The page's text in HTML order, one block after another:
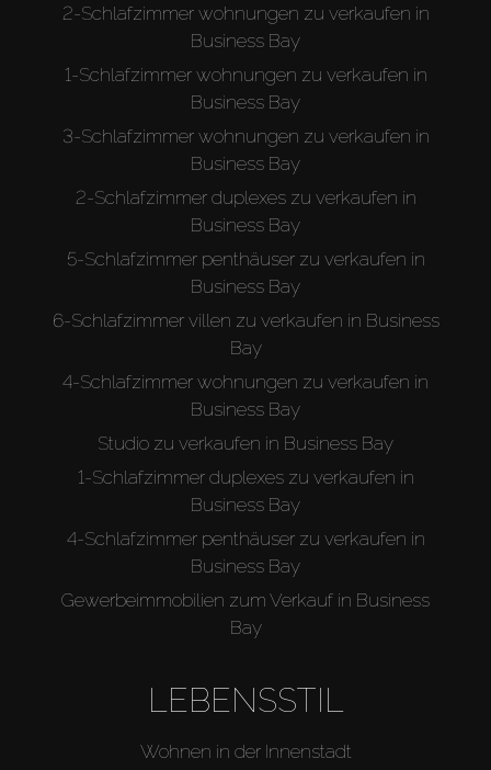
2-Schlafzimmer wohnungen zu verkaufen in
Business Bay
1-Schlafzimmer wohnungen zu verkaufen in
Business Bay
3-Schlafzimmer wohnungen zu verkaufen in
Business Bay
2-Schlafzimmer duplexes zu verkaufen in
Business Bay
5-Schlafzimmer penthäuser zu verkaufen in
Business Bay
6-Schlafzimmer villen zu verkaufen in Business
Bay
4-Schlafzimmer wohnungen zu verkaufen in
Business Bay
Studio zu verkaufen in Business Bay
1-Schlafzimmer duplexes zu verkaufen in
Business Bay
4-Schlafzimmer penthäuser zu verkaufen in
Business Bay
Gewerbeimmobilien zum Verkauf in Business
Bay
LEBENSSTIL
Wohnen in der Innenstadt